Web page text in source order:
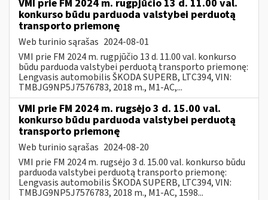
VMI prie FM 2024 m. rugpjūčio 13 d. 11.00 val.
konkurso būdu parduoda valstybei perduotą
transporto priemonę
Web turinio sąrašas 2024-08-01
VMI prie FM 2024 m. rugpjūčio 13 d. 11.00 val. konkurso
būdu parduoda valstybei perduotą transporto priemonę:
Lengvasis automobilis ŠKODA SUPERB, LTC394, VIN:
TMBJG9NP5J7576783, 2018 m., M1-AC,...
VMI prie FM 2024 m. rugsėjo 3 d. 15.00 val.
konkurso būdu parduoda valstybei perduotą
transporto priemonę
Web turinio sąrašas 2024-08-20
VMI prie FM 2024 m. rugsėjo 3 d. 15.00 val. konkurso būdu
parduoda valstybei perduotą transporto priemonę:
Lengvasis automobilis ŠKODA SUPERB, LTC394, VIN:
TMBJG9NP5J7576783, 2018 m., M1-AC, 1598...